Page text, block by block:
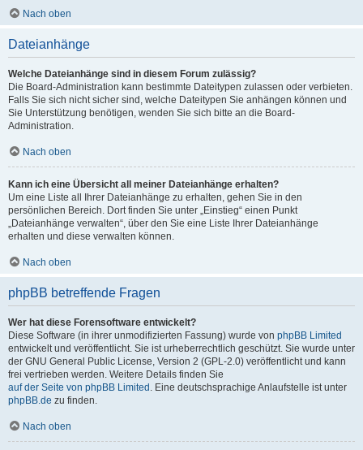
Nach oben
Dateianhänge
Welche Dateianhänge sind in diesem Forum zulässig?
Die Board-Administration kann bestimmte Dateitypen zulassen oder verbieten.
Falls Sie sich nicht sicher sind, welche Dateitypen Sie anhängen können und
Sie Unterstützung benötigen, wenden Sie sich bitte an die Board-
Administration.
Nach oben
Kann ich eine Übersicht all meiner Dateianhänge erhalten?
Um eine Liste all Ihrer Dateianhänge zu erhalten, gehen Sie in den
persönlichen Bereich. Dort finden Sie unter „Einstieg“ einen Punkt
„Dateianhänge verwalten“, über den Sie eine Liste Ihrer Dateianhänge
erhalten und diese verwalten können.
Nach oben
phpBB betreffende Fragen
Wer hat diese Forensoftware entwickelt?
Diese Software (in ihrer unmodifizierten Fassung) wurde von phpBB Limited
entwickelt und veröffentlicht. Sie ist urheberrechtlich geschützt. Sie wurde unter
der GNU General Public License, Version 2 (GPL-2.0) veröffentlicht und kann
frei vertrieben werden. Weitere Details finden Sie
auf der Seite von phpBB Limited . Eine deutschsprachige Anlaufstelle ist unter
phpBB.de zu finden.
Nach oben